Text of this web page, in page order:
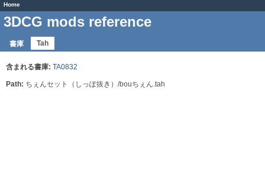
Home
3DCG mods reference
書庫 Tah
含まれる書庫: TA0832
Path: ちぇんセット（しっぽ抜き）/bouちぇん.tah